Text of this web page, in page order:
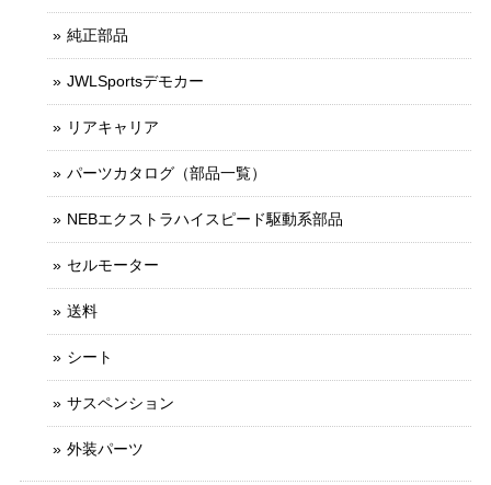
純正部品
JWLSportsデモカー
リアキャリア
パーツカタログ（部品一覧）
NEBエクストラハイスピード駆動系部品
セルモーター
送料
シート
サスペンション
外装パーツ